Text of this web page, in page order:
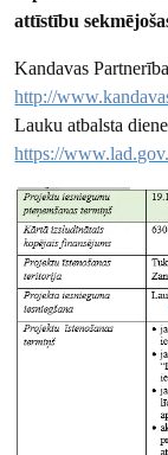
attīstību
Kandavas
http://
Lauku atbalsta
https://